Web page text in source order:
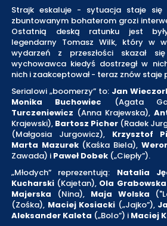
Strajk eskaluje - sytuacja staje
zbuntowanym bohaterom grozi
Ostatnią deską ratunku jest
legendarny Tomasz Wilk, który w
wydarzeń z przeszłości skazał
wychowawca kiedyś dostrzegł w
nich i zaakceptował - teraz znów staje
Serialowi „boomerzy” to: Jan
Monika Buchowiec (Agata
Turczeniewicz (Anna Krajewska),
Krajewski), Bartosz Picher (Radek
(Małgosia Jurgowicz), Krzysztof
Marta Mazurek(Kaśka Biela),
Zawada) i Paweł Dobek („Ciepły”).
„Młodych” reprezentują: Natalia
Kucharski (Kajetan), Ola Grabowska
Majerska (Nina), Maja Wolska
(Zośka), Maciej Kosiacki („Jajko”),
Aleksander Kaleta („Bolo”) i Maciej